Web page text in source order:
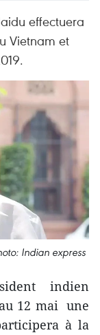
effectuera
Vietnam et
Indian express
indien
12 mai une
à la